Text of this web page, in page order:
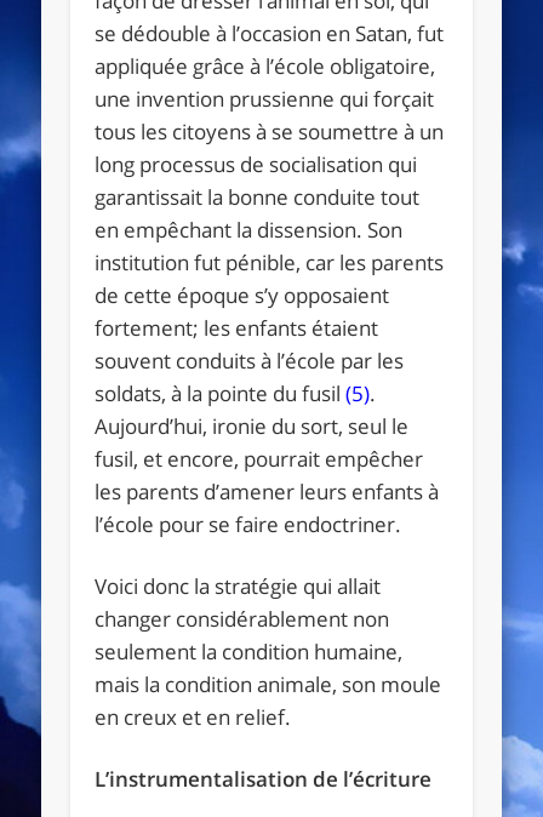
se dédouble à l’occasion en Satan, fut
appliquée grâce à l’école obligatoire,
une invention prussienne qui forçait
tous les citoyens à se soumettre à un
long processus de socialisation qui
garantissait la bonne conduite tout
en empêchant la dissension. Son
institution fut pénible, car les parents
de cette époque s’y opposaient
fortement; les enfants étaient
souvent conduits à l’école par les
soldats, à la pointe du fusil(5).
Aujourd’hui, ironie du sort, seul le
fusil, et encore, pourrait empêcher
les parents d’amener leurs enfants à
l’école pour se faire endoctriner.
Voici donc la stratégie qui allait
changer considérablement non
seulement la condition humaine,
mais la condition animale, son moule
en creux et en relief.
L’instrumentalisation de l’écriture